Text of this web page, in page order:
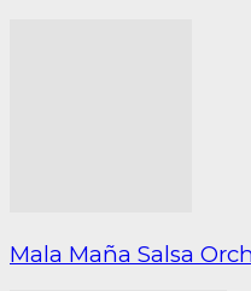
Mala Maña Salsa